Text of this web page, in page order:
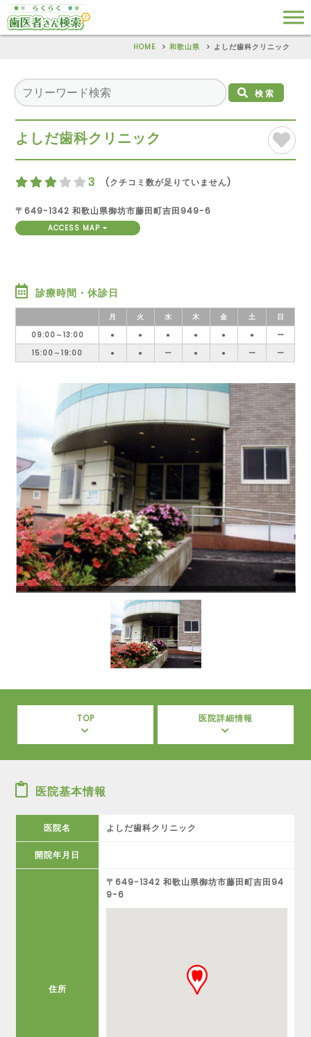
HOME 和歌山県 よしだ歯科クリニック
検索
よしだ歯科クリニック
3 (クチコミ数が足りていません)
〒649-1342 和歌山県御坊市藤田町吉田949-6
ACCESS MAP
診療時間・休診日
月 火 水 木 金 土
日
09:00～13:00
● ● ● ● ● ●
ー
15:00～19:00
● ● ー ● ● ー ー
TOP 医院詳細情報
医院基本情報
医院名 よしだ歯科クリニック
開院年月日
住所
〒649-1342 和歌山県御坊市藤田町吉田94
9-6